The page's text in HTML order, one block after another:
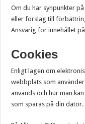
Om du har synpunkter
eller förslag till
Ansvarig för innehållet
Cookies
Enligt lagen om
webbplats som
används och hur man
som sparas på din dator.